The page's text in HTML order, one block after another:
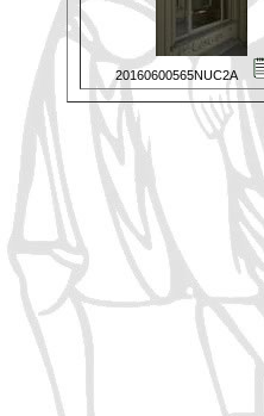
20160600565NUC2A